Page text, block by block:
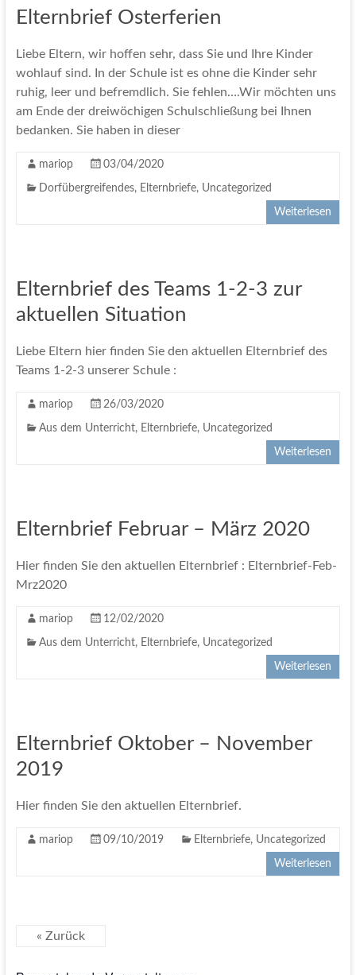
Elternbrief Osterferien
Liebe Eltern, wir hoffen sehr, dass Sie und Ihre Kinder
wohlauf sind. In der Schule ist es ohne die Kinder sehr
ruhig, leer und befremdlich. Sie fehlen….Wir möchten uns
am Ende der dreiwöchigen Schulschließung bei Ihnen
bedanken. Sie haben in dieser
mariop 03/04/2020
Dorfübergreifendes, Elternbriefe, Uncategorized
Weiterlesen
Elternbrief des Teams 1-2-3 zur
aktuellen Situation
Liebe Eltern hier finden Sie den aktuellen Elternbrief des
Teams 1-2-3 unserer Schule :
mariop 26/03/2020
Aus dem Unterricht, Elternbriefe, Uncategorized
Weiterlesen
Elternbrief Februar – März 2020
Hier finden Sie den aktuellen Elternbrief : Elternbrief-Feb-
Mrz2020
mariop 12/02/2020
Aus dem Unterricht, Elternbriefe, Uncategorized
Weiterlesen
Elternbrief Oktober – November
2019
Hier finden Sie den aktuellen Elternbrief.
mariop 09/10/2019 Elternbriefe, Uncategorized
Weiterlesen
« Zurück